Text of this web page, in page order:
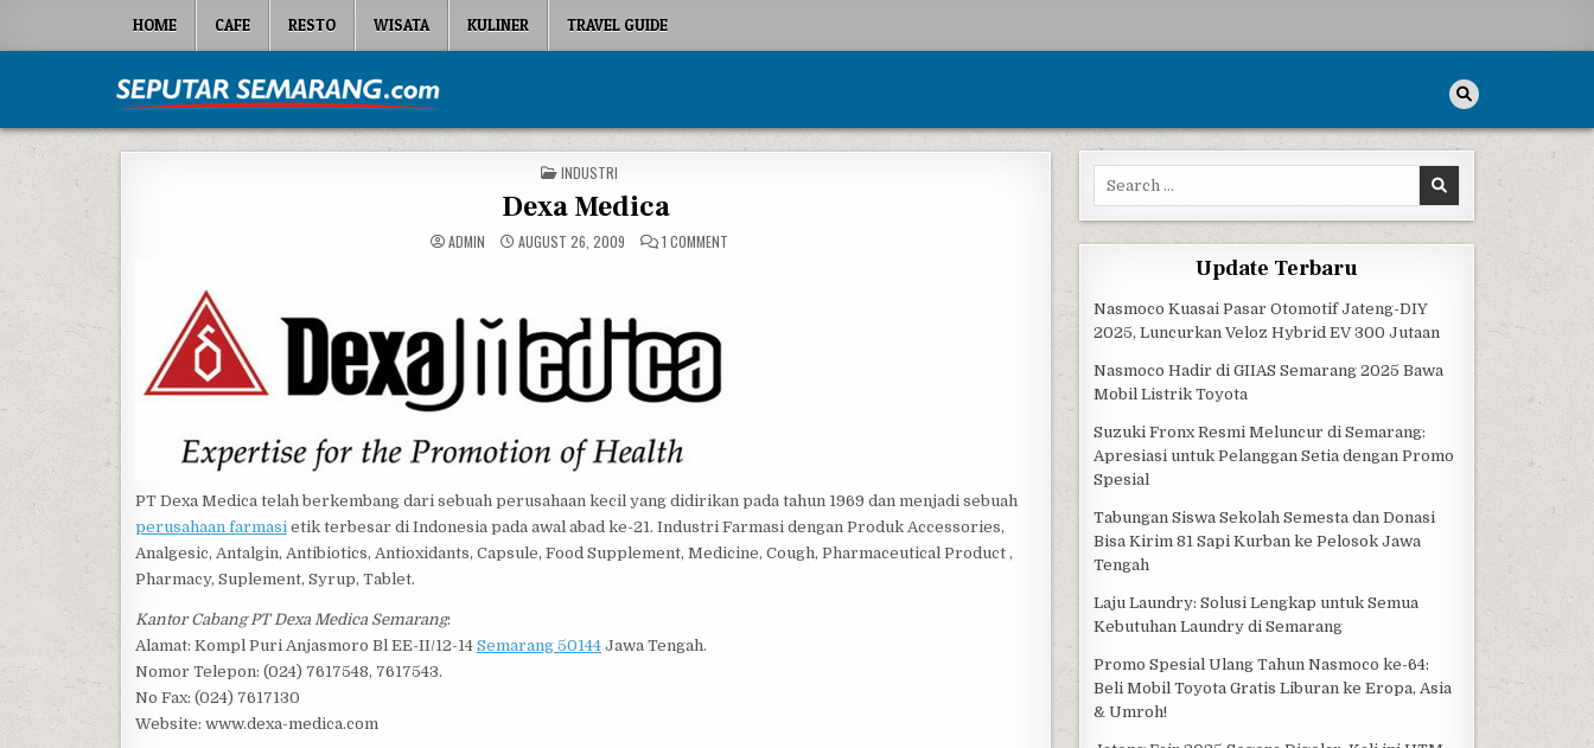
HOME CAFE RESTO WISATA KULINER TRAVEL GUIDE
Seputar Semarang
POSTED IN
INDUSTRI
Dexa Medica
ADMIN AUGUST 26, 2009 1 COMMENT
PT Dexa Medica telah berkembang dari sebuah perusahaan kecil yang didirikan pada tahun 1969 dan menjadi sebuah
perusahaan farmasi etik terbesar di Indonesia pada awal abad ke-21. Industri Farmasi dengan Produk Accessories,
Analgesic, Antalgin, Antibiotics, Antioxidants, Capsule, Food Supplement, Medicine, Cough, Pharmaceutical Product ,
Pharmacy, Suplement, Syrup, Tablet.
Kantor Cabang PT Dexa Medica Semarang:
Alamat: Kompl Puri Anjasmoro Bl EE-II/12-14 Semarang 50144 Jawa Tengah.
Nomor Telepon: (024) 7617548, 7617543.
No Fax: (024) 7617130
Website: www.dexa-medica.com
Search for:
Update Terbaru
Nasmoco Kuasai Pasar Otomotif Jateng-DIY
2025, Luncurkan Veloz Hybrid EV 300 Jutaan
Nasmoco Hadir di GIIAS Semarang 2025 Bawa
Mobil Listrik Toyota
Suzuki Fronx Resmi Meluncur di Semarang:
Apresiasi untuk Pelanggan Setia dengan Promo
Spesial
Tabungan Siswa Sekolah Semesta dan Donasi
Bisa Kirim 81 Sapi Kurban ke Pelosok Jawa
Tengah
Laju Laundry: Solusi Lengkap untuk Semua
Kebutuhan Laundry di Semarang
Promo Spesial Ulang Tahun Nasmoco ke-64:
Beli Mobil Toyota Gratis Liburan ke Eropa, Asia
& Umroh!